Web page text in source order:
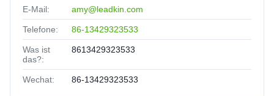
E-Mail: amy@leadkin.com
Telefone: 86-13429323533
Was ist
das?:
8613429323533
Wechat: 86-13429323533